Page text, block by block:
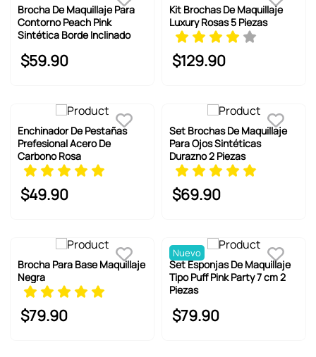
Brocha De Maquillaje Para
Contorno Peach Pink
Sintética Borde Inclinado
$59.90
Kit Brochas De Maquillaje
Luxury Rosas 5 Piezas
$129.90
Enchinador De Pestañas
Prefesional Acero De
Carbono Rosa
$49.90
Set Brochas De Maquillaje
Para Ojos Sintéticas
Durazno 2 Piezas
$69.90
Brocha Para Base Maquillaje
Negra
$79.90
Nuevo
Set Esponjas De Maquillaje
Tipo Puff Pink Party 7 cm 2
Piezas
$79.90